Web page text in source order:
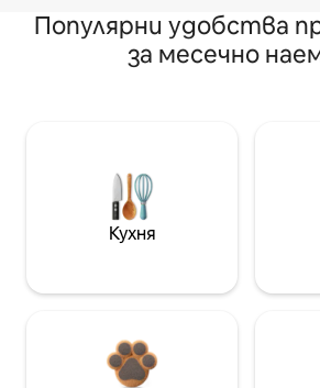
Популярни удобства
за месечно
Кухня